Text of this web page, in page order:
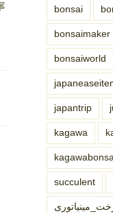
bonsai
bonsaimaker
bonsaiworld
japantrip
kagawa
succulent